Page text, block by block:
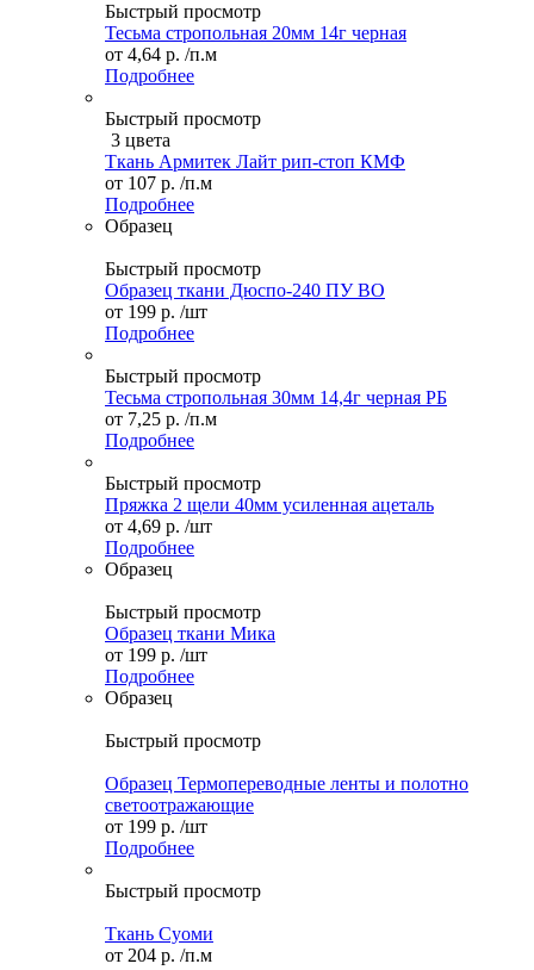
Быстрый просмотр
Тесьма стропольная 20мм 14г черная
от 4,64 р. /п.м
Подробнее
Быстрый просмотр
3 цвета
Ткань Армитек Лайт рип-стоп КМФ
от 107 р. /п.м
Подробнее
Образец
Быстрый просмотр
Образец ткани Дюспо-240 ПУ ВО
от 199 р. /шт
Подробнее
Быстрый просмотр
Тесьма стропольная 30мм 14,4г черная РБ
от 7,25 р. /п.м
Подробнее
Быстрый просмотр
Пряжка 2 щели 40мм усиленная ацеталь
от 4,69 р. /шт
Подробнее
Образец
Быстрый просмотр
Образец ткани Мика
от 199 р. /шт
Подробнее
Образец
Быстрый просмотр
Образец Термопереводные ленты и полотно
светоотражающие
от 199 р. /шт
Подробнее
Быстрый просмотр
Ткань Суоми
от 204 р. /п.м